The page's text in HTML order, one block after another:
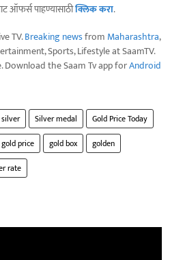
ऑफर्स पाहण्यासाठीक्लिक करा.
TV.Breaking newsfrom Maharashtra,
Sports, Lifestyle at SaamTV.
Download the Saam Tv app forAndroid
Silver medal
Gold Price Today
gold price gold box
golden
rate